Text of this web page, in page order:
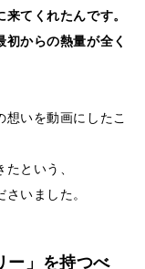
てくれたんです。
からの熱量が全く
いを動画にしたこ
という、
いました。
ー」を持つべ